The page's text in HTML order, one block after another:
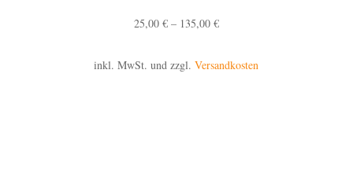
25,00 € – 135,00 €
inkl. MwSt. und zzgl.Versandkosten